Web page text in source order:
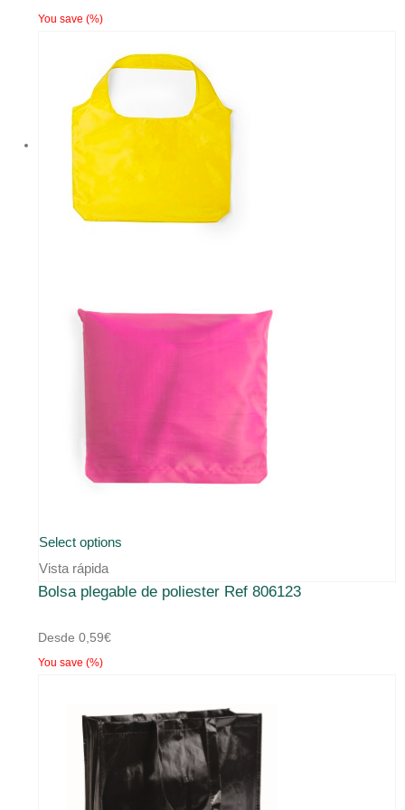
You save (%)
Select options
tiene
se
pueden
elegir
Vista rápida
Bolsa plegable de poliester Ref 806123
Desde 0,59€
You save (%)